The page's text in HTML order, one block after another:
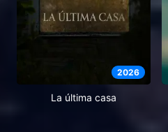
2026
La última casa